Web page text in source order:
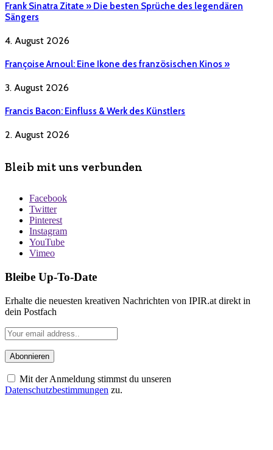
Frank Sinatra Zitate » Die besten Sprüche des legendären
Sängers
4. August 2026
Françoise Arnoul: Eine Ikone des französischen Kinos »
3. August 2026
Francis Bacon: Einfluss & Werk des Künstlers
2. August 2026
Bleib mit uns verbunden
Facebook
Twitter
Pinterest
Instagram
YouTube
Vimeo
Bleibe Up-To-Date
Erhalte die neuesten kreativen Nachrichten von IPIR.at direkt in
dein Postfach
Mit der Anmeldung stimmst du unseren
Datenschutzbestimmungen zu.